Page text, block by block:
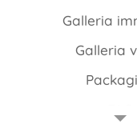
Galleria
Galleria